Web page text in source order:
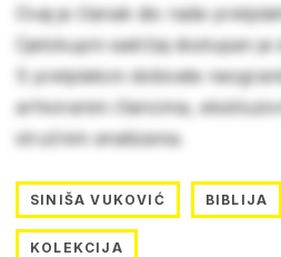
Ovaj je članak dio naše
Cjelokupni sadržaj dostupan
S pretplatom dobivate
arhiviranim člancima,
stručnim analizama.
SINIŠA VUKOVIĆ BIBLIJA
KOLEKCIJA